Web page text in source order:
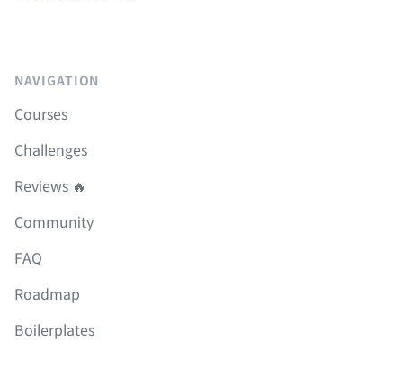
NAVIGATION
Courses
Challenges
Reviews 🔥
Community
FAQ
Roadmap
Boilerplates